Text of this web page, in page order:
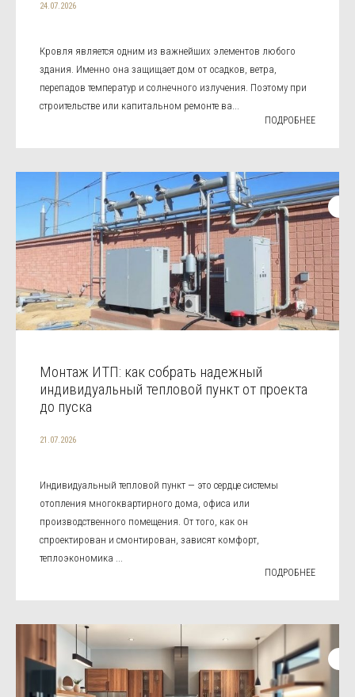
24.07.2026
Кровля является одним из важнейших элементов любого
здания. Именно она защищает дом от осадков, ветра,
перепадов температур и солнечного излучения. Поэтому при
строительстве или капитальном ремонте ва...
ПОДРОБНЕЕ
Монтаж ИТП: как собрать надежный
индивидуальный тепловой пункт от проекта
до пуска
21.07.2026
Индивидуальный тепловой пункт — это сердце системы
отопления многоквартирного дома, офиса или
производственного помещения. От того, как он
спроектирован и смонтирован, зависят комфорт,
теплоэкономика ...
ПОДРОБНЕЕ